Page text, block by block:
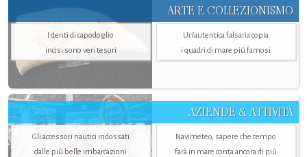
ARTE E COLLEZIONISMO
I denti di capodoglio
incisi sono veri tesori
Un’autentica falsaria copia
i quadri di mare più famosi
AZIENDE & ATTIVITÀ
Gli accessori nautici indossati
dalle più belle imbarcazioni
Navimeteo, sapere che tempo
farà in mare conta ancora di più